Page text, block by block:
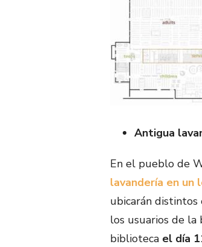
Antigua
En el pueblo de
lavandería en un
ubicarán distintos
los usuarios de la
biblioteca el día